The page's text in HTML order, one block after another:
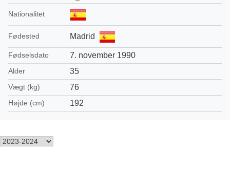
Nationalitet
Fødested Madrid
Fødselsdato 7. november 1990
Alder 35
Vægt (kg) 76
Højde (cm) 192